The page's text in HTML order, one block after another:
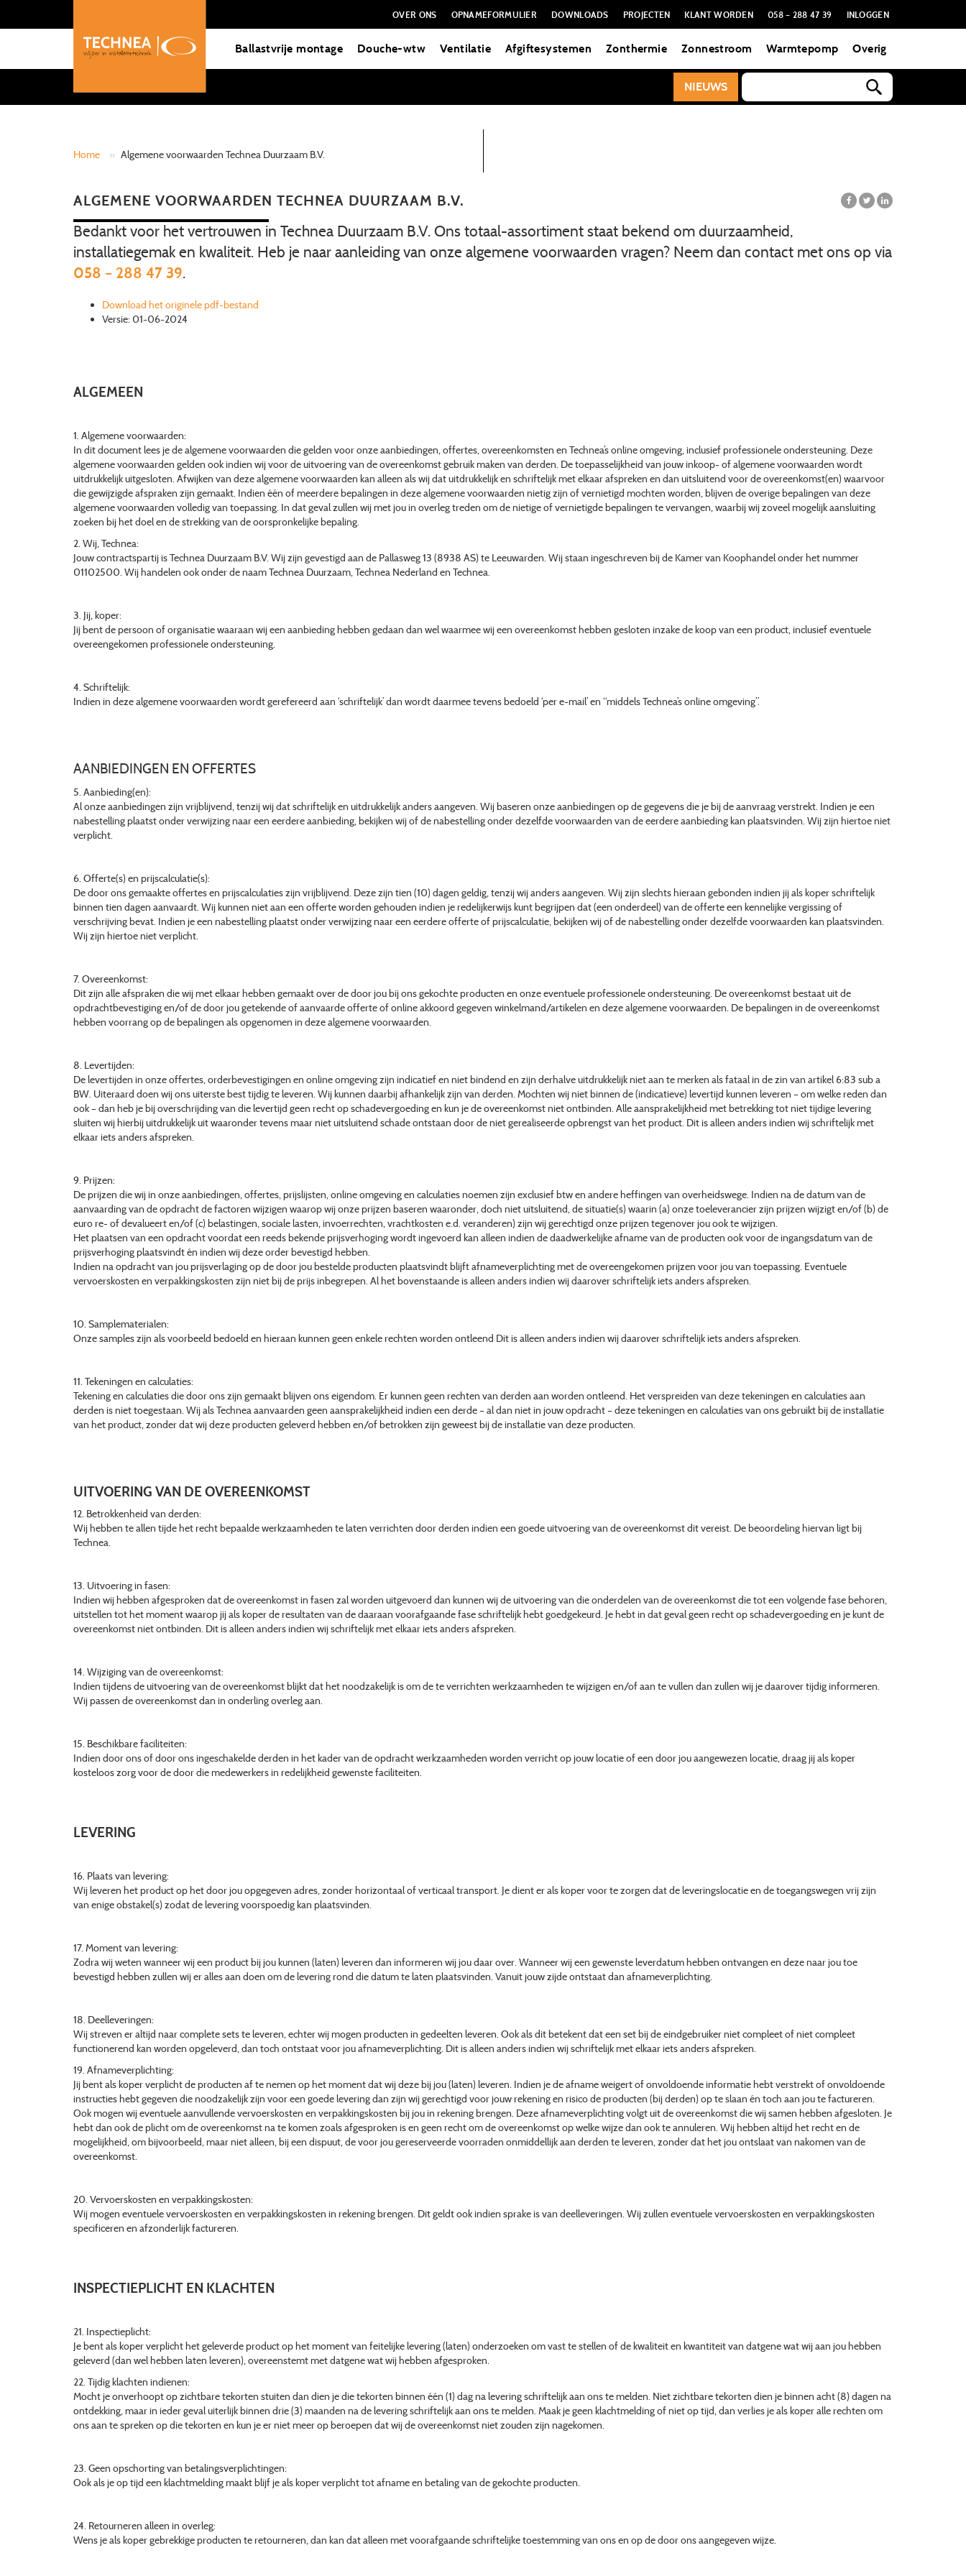
OVER ONS OPNAMEFORMULIER DOWNLOADS PROJECTEN KLANT WORDEN 058 – 288 47 39 INLOGGEN
Ballastvrije montage Douche-wtw Ventilatie Afgiftesystemen Zonthermie Zonnestroom Warmtepomp Overig
NIEUWS
Home » Algemene voorwaarden Technea Duurzaam B.V.
ALGEMENE VOORWAARDEN TECHNEA DUURZAAM B.V.
Bedankt voor het vertrouwen in Technea Duurzaam B.V. Ons totaal-assortiment staat bekend om duurzaamheid,
installatiegemak en kwaliteit. Heb je naar aanleiding van onze algemene voorwaarden vragen? Neem dan contact met ons op via
058 – 288 47 39.
Download het originele pdf-bestand
Versie: 01-06-2024
ALGEMEEN
1. Algemene voorwaarden:
In dit document lees je de algemene voorwaarden die gelden voor onze aanbiedingen, offertes, overeenkomsten en Technea’s online omgeving, inclusief professionele ondersteuning. Deze
algemene voorwaarden gelden ook indien wij voor de uitvoering van de overeenkomst gebruik maken van derden. De toepasselijkheid van jouw inkoop- of algemene voorwaarden wordt
uitdrukkelijk uitgesloten. Afwijken van deze algemene voorwaarden kan alleen als wij dat uitdrukkelijk en schriftelijk met elkaar afspreken en dan uitsluitend voor de overeenkomst(en) waarvoor
die gewijzigde afspraken zijn gemaakt. Indien één of meerdere bepalingen in deze algemene voorwaarden nietig zijn of vernietigd mochten worden, blijven de overige bepalingen van deze
algemene voorwaarden volledig van toepassing. In dat geval zullen wij met jou in overleg treden om de nietige of vernietigde bepalingen te vervangen, waarbij wij zoveel mogelijk aansluiting
zoeken bij het doel en de strekking van de oorspronkelijke bepaling.
2. Wij, Technea:
Jouw contractspartij is Technea Duurzaam B.V. Wij zijn gevestigd aan de Pallasweg 13 (8938 AS) te Leeuwarden. Wij staan ingeschreven bij de Kamer van Koophandel onder het nummer
01102500. Wij handelen ook onder de naam Technea Duurzaam, Technea Nederland en Technea.
3. Jij, koper:
Jij bent de persoon of organisatie waaraan wij een aanbieding hebben gedaan dan wel waarmee wij een overeenkomst hebben gesloten inzake de koop van een product, inclusief eventuele
overeengekomen professionele ondersteuning.
4. Schriftelijk:
Indien in deze algemene voorwaarden wordt gerefereerd aan ‘schriftelijk’ dan wordt daarmee tevens bedoeld ‘per e-mail’ en “middels Technea’s online omgeving”.
AANBIEDINGEN EN OFFERTES
5. Aanbieding(en):
Al onze aanbiedingen zijn vrijblijvend, tenzij wij dat schriftelijk en uitdrukkelijk anders aangeven. Wij baseren onze aanbiedingen op de gegevens die je bij de aanvraag verstrekt. Indien je een
nabestelling plaatst onder verwijzing naar een eerdere aanbieding, bekijken wij of de nabestelling onder dezelfde voorwaarden van de eerdere aanbieding kan plaatsvinden. Wij zijn hiertoe niet
verplicht.
6. Offerte(s) en prijscalculatie(s):
De door ons gemaakte offertes en prijscalculaties zijn vrijblijvend. Deze zijn tien (10) dagen geldig, tenzij wij anders aangeven. Wij zijn slechts hieraan gebonden indien jij als koper schriftelijk
binnen tien dagen aanvaardt. Wij kunnen niet aan een offerte worden gehouden indien je redelijkerwijs kunt begrijpen dat (een onderdeel) van de offerte een kennelijke vergissing of
verschrijving bevat. Indien je een nabestelling plaatst onder verwijzing naar een eerdere offerte of prijscalculatie, bekijken wij of de nabestelling onder dezelfde voorwaarden kan plaatsvinden.
Wij zijn hiertoe niet verplicht.
7. Overeenkomst:
Dit zijn alle afspraken die wij met elkaar hebben gemaakt over de door jou bij ons gekochte producten en onze eventuele professionele ondersteuning. De overeenkomst bestaat uit de
opdrachtbevestiging en/of de door jou getekende of aanvaarde offerte of online akkoord gegeven winkelmand/artikelen en deze algemene voorwaarden. De bepalingen in de overeenkomst
hebben voorrang op de bepalingen als opgenomen in deze algemene voorwaarden.
8. Levertijden:
De levertijden in onze offertes, orderbevestigingen en online omgeving zijn indicatief en niet bindend en zijn derhalve uitdrukkelijk niet aan te merken als fataal in de zin van artikel 6:83 sub a
BW. Uiteraard doen wij ons uiterste best tijdig te leveren. Wij kunnen daarbij afhankelijk zijn van derden. Mochten wij niet binnen de (indicatieve) levertijd kunnen leveren – om welke reden dan
ook – dan heb je bij overschrijding van die levertijd geen recht op schadevergoeding en kun je de overeenkomst niet ontbinden. Alle aansprakelijkheid met betrekking tot niet tijdige levering
sluiten wij hierbij uitdrukkelijk uit waaronder tevens maar niet uitsluitend schade ontstaan door de niet gerealiseerde opbrengst van het product. Dit is alleen anders indien wij schriftelijk met
elkaar iets anders afspreken.
9. Prijzen:
De prijzen die wij in onze aanbiedingen, offertes, prijslijsten, online omgeving en calculaties noemen zijn exclusief btw en andere heffingen van overheidswege. Indien na de datum van de
aanvaarding van de opdracht de factoren wijzigen waarop wij onze prijzen baseren waaronder, doch niet uitsluitend, de situatie(s) waarin (a) onze toeleverancier zijn prijzen wijzigt en/of (b) de
euro re- of devalueert en/of (c) belastingen, sociale lasten, invoerrechten, vrachtkosten e.d. veranderen) zijn wij gerechtigd onze prijzen tegenover jou ook te wijzigen.
Het plaatsen van een opdracht voordat een reeds bekende prijsverhoging wordt ingevoerd kan alleen indien de daadwerkelijke afname van de producten ook voor de ingangsdatum van de
prijsverhoging plaatsvindt én indien wij deze order bevestigd hebben.
Indien na opdracht van jou prijsverlaging op de door jou bestelde producten plaatsvindt blijft afnameverplichting met de overeengekomen prijzen voor jou van toepassing. Eventuele
vervoerskosten en verpakkingskosten zijn niet bij de prijs inbegrepen. Al het bovenstaande is alleen anders indien wij daarover schriftelijk iets anders afspreken.
10. Samplematerialen:
Onze samples zijn als voorbeeld bedoeld en hieraan kunnen geen enkele rechten worden ontleend Dit is alleen anders indien wij daarover schriftelijk iets anders afspreken.
11. Tekeningen en calculaties:
Tekening en calculaties die door ons zijn gemaakt blijven ons eigendom. Er kunnen geen rechten van derden aan worden ontleend. Het verspreiden van deze tekeningen en calculaties aan
derden is niet toegestaan. Wij als Technea aanvaarden geen aansprakelijkheid indien een derde – al dan niet in jouw opdracht – deze tekeningen en calculaties van ons gebruikt bij de installatie
van het product, zonder dat wij deze producten geleverd hebben en/of betrokken zijn geweest bij de installatie van deze producten.
UITVOERING VAN DE OVEREENKOMST
12. Betrokkenheid van derden:
Wij hebben te allen tijde het recht bepaalde werkzaamheden te laten verrichten door derden indien een goede uitvoering van de overeenkomst dit vereist. De beoordeling hiervan ligt bij
Technea.
13. Uitvoering in fasen:
Indien wij hebben afgesproken dat de overeenkomst in fasen zal worden uitgevoerd dan kunnen wij de uitvoering van die onderdelen van de overeenkomst die tot een volgende fase behoren,
uitstellen tot het moment waarop jij als koper de resultaten van de daaraan voorafgaande fase schriftelijk hebt goedgekeurd. Je hebt in dat geval geen recht op schadevergoeding en je kunt de
overeenkomst niet ontbinden. Dit is alleen anders indien wij schriftelijk met elkaar iets anders afspreken.
14. Wijziging van de overeenkomst:
Indien tijdens de uitvoering van de overeenkomst blijkt dat het noodzakelijk is om de te verrichten werkzaamheden te wijzigen en/of aan te vullen dan zullen wij je daarover tijdig informeren.
Wij passen de overeenkomst dan in onderling overleg aan.
15. Beschikbare faciliteiten:
Indien door ons of door ons ingeschakelde derden in het kader van de opdracht werkzaamheden worden verricht op jouw locatie of een door jou aangewezen locatie, draag jij als koper
kosteloos zorg voor de door die medewerkers in redelijkheid gewenste faciliteiten.
LEVERING
16. Plaats van levering:
Wij leveren het product op het door jou opgegeven adres, zonder horizontaal of verticaal transport. Je dient er als koper voor te zorgen dat de leveringslocatie en de toegangswegen vrij zijn
van enige obstakel(s) zodat de levering voorspoedig kan plaatsvinden.
17. Moment van levering:
Zodra wij weten wanneer wij een product bij jou kunnen (laten) leveren dan informeren wij jou daar over. Wanneer wij een gewenste leverdatum hebben ontvangen en deze naar jou toe
bevestigd hebben zullen wij er alles aan doen om de levering rond die datum te laten plaatsvinden. Vanuit jouw zijde ontstaat dan afnameverplichting.
18. Deelleveringen:
Wij streven er altijd naar complete sets te leveren, echter wij mogen producten in gedeelten leveren. Ook als dit betekent dat een set bij de eindgebruiker niet compleet of niet compleet
functionerend kan worden opgeleverd, dan toch ontstaat voor jou afnameverplichting. Dit is alleen anders indien wij schriftelijk met elkaar iets anders afspreken.
19. Afnameverplichting:
Jij bent als koper verplicht de producten af te nemen op het moment dat wij deze bij jou (laten) leveren. Indien je de afname weigert of onvoldoende informatie hebt verstrekt of onvoldoende
instructies hebt gegeven die noodzakelijk zijn voor een goede levering dan zijn wij gerechtigd voor jouw rekening en risico de producten (bij derden) op te slaan én toch aan jou te factureren.
Ook mogen wij eventuele aanvullende vervoerskosten en verpakkingskosten bij jou in rekening brengen. Deze afnameverplichting volgt uit de overeenkomst die wij samen hebben afgesloten. Je
hebt dan ook de plicht om de overeenkomst na te komen zoals afgesproken is en geen recht om de overeenkomst op welke wijze dan ook te annuleren. Wij hebben altijd het recht en de
mogelijkheid, om bijvoorbeeld, maar niet alleen, bij een dispuut, de voor jou gereserveerde voorraden onmiddellijk aan derden te leveren, zonder dat het jou ontslaat van nakomen van de
overeenkomst.
20. Vervoerskosten en verpakkingskosten:
Wij mogen eventuele vervoerskosten en verpakkingskosten in rekening brengen. Dit geldt ook indien sprake is van deelleveringen. Wij zullen eventuele vervoerskosten en verpakkingskosten
specificeren en afzonderlijk factureren.
INSPECTIEPLICHT EN KLACHTEN
21. Inspectieplicht:
Je bent als koper verplicht het geleverde product op het moment van feitelijke levering (laten) onderzoeken om vast te stellen of de kwaliteit en kwantiteit van datgene wat wij aan jou hebben
geleverd (dan wel hebben laten leveren), overeenstemt met datgene wat wij hebben afgesproken.
22. Tijdig klachten indienen:
Mocht je onverhoopt op zichtbare tekorten stuiten dan dien je die tekorten binnen één (1) dag na levering schriftelijk aan ons te melden. Niet zichtbare tekorten dien je binnen acht (8) dagen na
ontdekking, maar in ieder geval uiterlijk binnen drie (3) maanden na de levering schriftelijk aan ons te melden. Maak je geen klachtmelding of niet op tijd, dan verlies je als koper alle rechten om
ons aan te spreken op die tekorten en kun je er niet meer op beroepen dat wij de overeenkomst niet zouden zijn nagekomen.
23. Geen opschorting van betalingsverplichtingen:
Ook als je op tijd een klachtmelding maakt blijf je als koper verplicht tot afname en betaling van de gekochte producten.
24. Retourneren alleen in overleg:
Wens je als koper gebrekkige producten te retourneren, dan kan dat alleen met voorafgaande schriftelijke toestemming van ons en op de door ons aangegeven wijze.